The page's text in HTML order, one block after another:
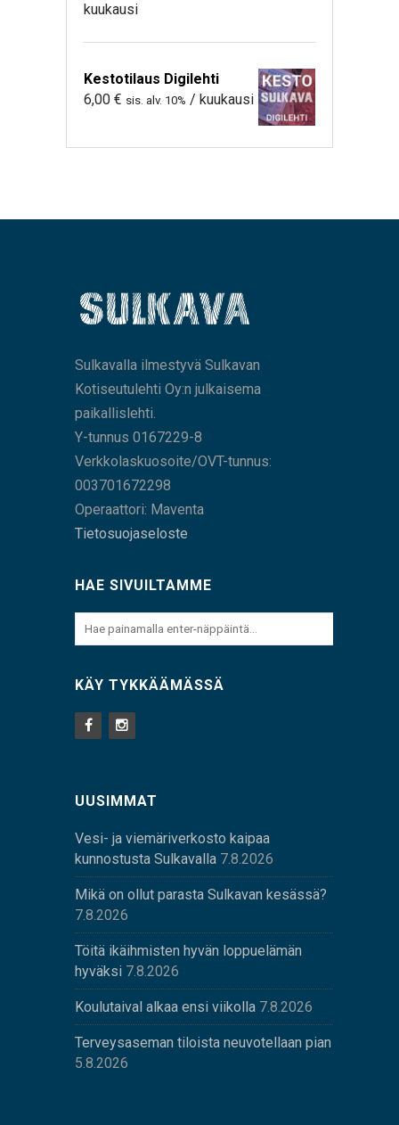
kuukausi
Kestotilaus Digilehti
6,00 € sis. alv. 10% / kuukausi
Sulkavalla ilmestyvä Sulkavan
Kotiseutulehti Oy:n julkaisema
paikallislehti.
Y-tunnus 0167229-8
Verkkolaskuosoite/OVT-tunnus:
003701672298
Operaattori: Maventa
Tietosuojaseloste
HAE SIVUILTAMME
KÄY TYKKÄÄMÄSSÄ
UUSIMMAT
Vesi- ja viemäriverkosto kaipaa
kunnostusta Sulkavalla 7.8.2026
Mikä on ollut parasta Sulkavan kesässä?
7.8.2026
Töitä ikäihmisten hyvän loppuelämän
hyväksi 7.8.2026
Koulutaival alkaa ensi viikolla 7.8.2026
Terveysaseman tiloista neuvotellaan pian
5.8.2026